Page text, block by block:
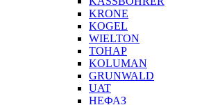
KRONE
KOGEL
WIELTON
ТОНАР
KOLUMAN
GRUNWALD
UAT
НЕФАЗ